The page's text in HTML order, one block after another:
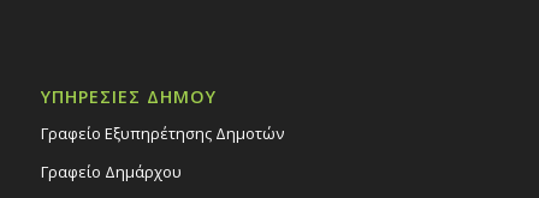
ΥΠΗΡΕΣΙΕΣ ΔΗΜΟΥ
Γραφείο Εξυπηρέτησης Δημοτών
Γραφείο Δημάρχου